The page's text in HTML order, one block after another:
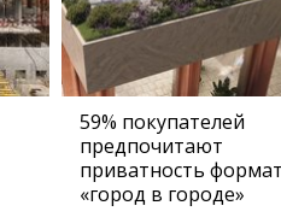
59% покупателей
предпочитают
приватность
«город в городе»